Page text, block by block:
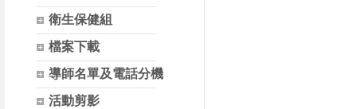
衛生保健組
檔案下載
導師名單及電話分機
活動剪影